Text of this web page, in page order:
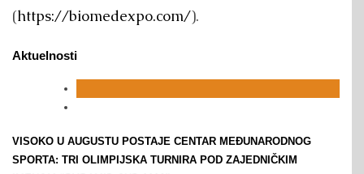
(https://biomedexpo.com/).
Aktuelnosti
VISOKO U AUGUSTU POSTAJE CENTAR MEĐUNARODNOG
SPORTA: TRI OLIMPIJSKA TURNIRA POD ZAJEDNIČKIM